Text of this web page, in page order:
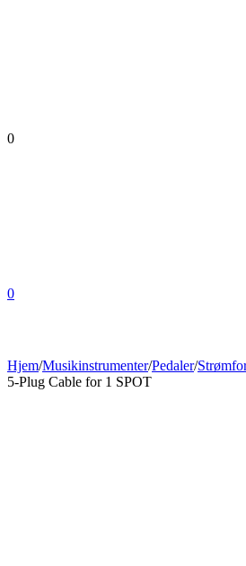
0
0
Hjem/Musikinstrumenter/Pedaler/
5-Plug Cable for 1 SPOT